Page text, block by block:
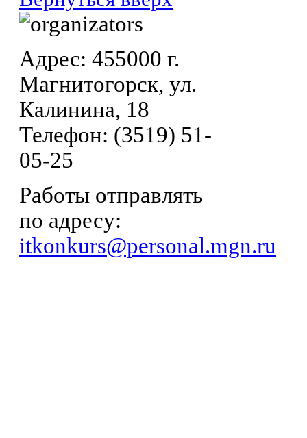
Адрес: 455000 г.
Магнитогорск, ул.
Калинина, 18
Телефон: (3519) 51-
05-25
Работы отправлять
по адресу:
itkonkurs@personal.mgn.ru